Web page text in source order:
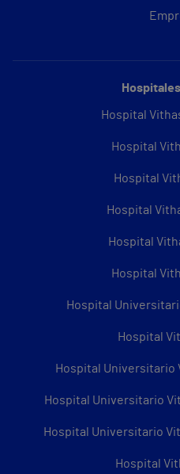
Hospital
Hospital
Hospital
Hospital
Hospital
Hospital
Hospital
Hospital
Hospital Universitario
Hospital Universitario
Hospital Universitario
Hospital